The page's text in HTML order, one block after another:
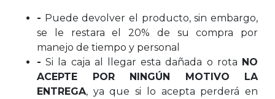
- Puede devolver el producto, sin embargo,
se le restara el 20% de su compra por
manejo de tiempo y personal
- Si la caja al llegar esta dañada o rota NO
ACEPTE POR NINGÚN MOTIVO LA
ENTREGA, ya que si lo acepta perderá en